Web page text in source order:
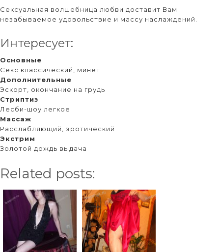
Сексуальная волшебница любви доставит Вам
незабываемое удовольствие и массу наслаждений.
Интересует:
Основные
Секс классический, минет
Дополнительные
Эскорт, окончание на грудь
Стриптиз
Лесби-шоу легкое
Массаж
Расслабляющий, эротический
Экстрим
Золотой дождь выдача
Related posts: